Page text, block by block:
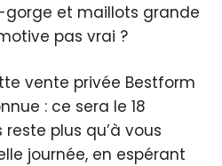
et maillots grande
pas vrai ?
vente privée Bestform
: ce sera le 18
plus qu’à vous
journée, en espérant